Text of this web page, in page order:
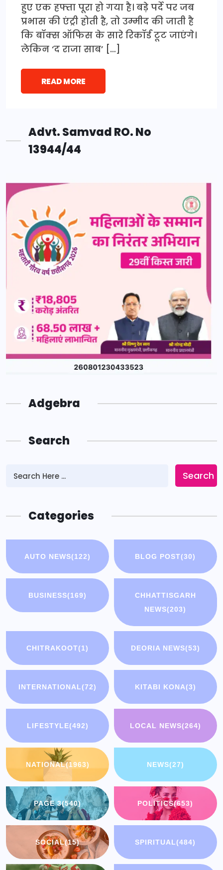
हुए एक हफ्ता पूरा हो गया है। बड़े पर्दे पर जब
प्रभास की एंट्री होती है, तो उम्मीद की जाती है
कि बॉक्स ऑफिस के सारे रिकॉर्ड टूट जाएंगे।
लेकिन ‘द राजा साब’ […]
READ MORE
Advt. Samvad RO. No
13944/44
Adgebra
Search
Search
Categories
AUTO NEWS(122) BLOG POST(30)
BUSINESS(169)
CHHATTISGARH
NEWS(203)
CHITRAKOOT(1) DEORIA NEWS(53)
INTERNATIONAL(72) KITABI KONA(3)
LIFESTYLE(492) LOCAL NEWS(264)
NATIONAL(1963) NEWS(27)
PAGE 3(540) POLITICS(653)
SOCIAL(15) SPIRITUAL(484)